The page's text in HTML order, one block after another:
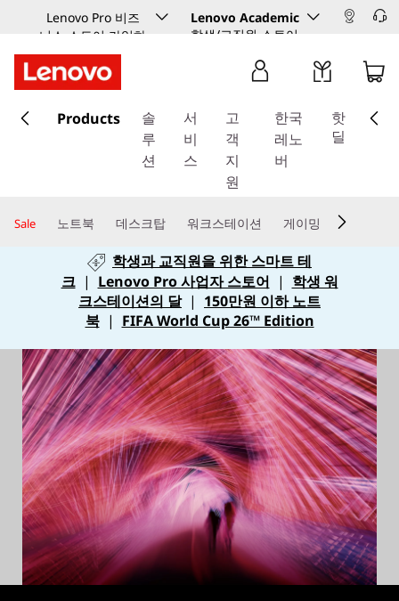
Lenovo Pro 비즈
니스 스토어 가입하
기
Lenovo Academic
학생/교직원 스토어
요
건
Products
솔
루
션
서
비
스
고
객
지
원
한국
레노
버
핫
딜
Sale 노트북 데스크탑 워크스테이션 게이밍
학생과 교직원을 위한 스마트 테
크 | Lenovo Pro 사업자 스토어 | 학생 워
크스테이션의 달| 150만원 이하 노트
북| FIFA World Cup 26™ Edition